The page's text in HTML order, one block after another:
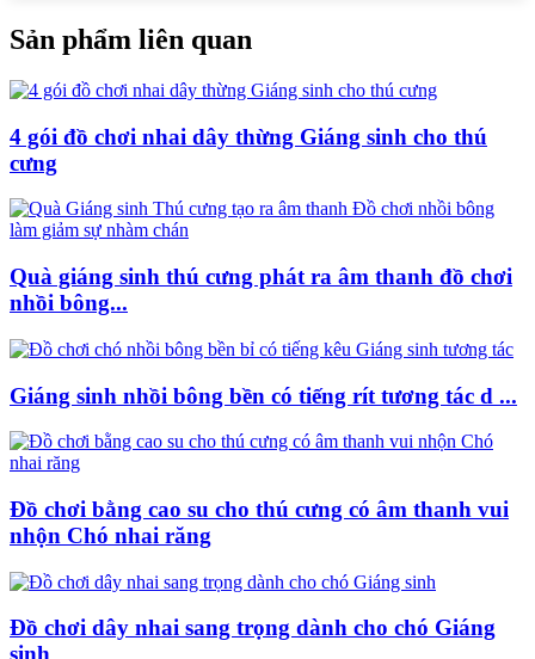
Sản phẩm liên quan
4 gói đồ chơi nhai dây thừng Giáng sinh cho thú
cưng
Quà giáng sinh thú cưng phát ra âm thanh đồ chơi
nhồi bông...
Giáng sinh nhồi bông bền có tiếng rít tương tác d ...
Đồ chơi bằng cao su cho thú cưng có âm thanh vui
nhộn Chó nhai răng
Đồ chơi dây nhai sang trọng dành cho chó Giáng